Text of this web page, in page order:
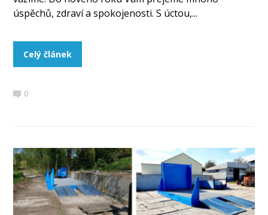
úspěchů, zdraví a spokojenosti. S úctou,...
Celý článek
0